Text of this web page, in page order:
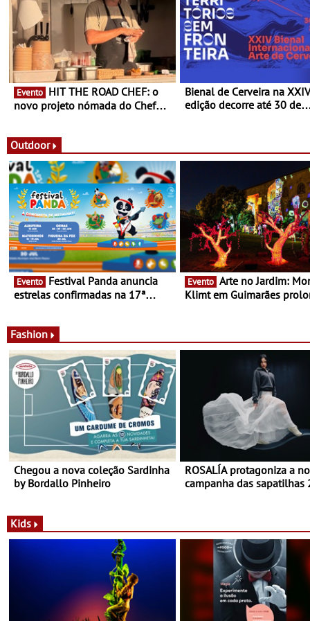
Evento
novo projeto nómada do Chef
que percorre Portugal
Bienal de Cerveira na XXIV
edição decorre até 30 de
Outdoor
Evento
estrelas confirmadas na 17ª
Evento
Klimt em Guimarães
Fashion
Chegou a nova coleção Sardinha
by Bordallo Pinheiro
ROSALÍA protagoniza a
campanha das sapatilhas
Kids